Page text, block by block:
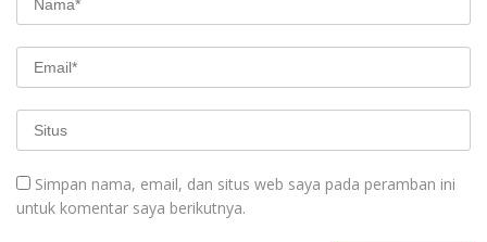
Simpan nama, email, dan situs web saya pada peramban ini
untuk komentar saya berikutnya.